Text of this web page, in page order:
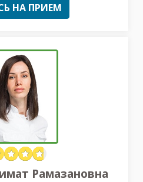
НА ПРИЕМ
Рамазановна